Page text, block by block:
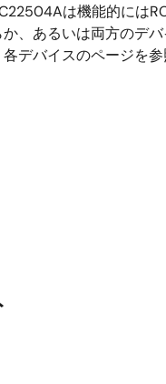
は機能的には
、あるいは両方のデ
デバイスのページを参